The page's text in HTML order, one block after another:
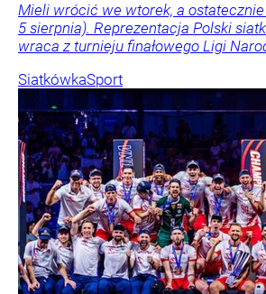
Mieli wrócić we wtorek, a
5 sierpnia). Reprezentacja Polski
wraca z turnieju finałowego Ligi
SiatkówkaSport